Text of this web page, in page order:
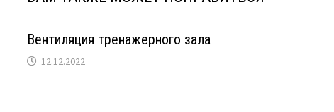
Вентиляция тренажерного зала
12.12.2022